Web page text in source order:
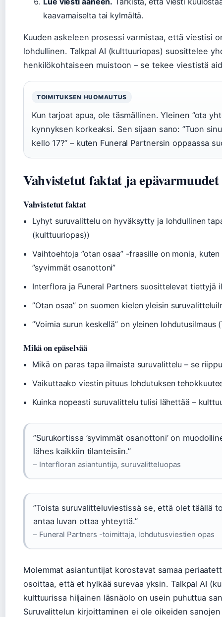
kaavamaiselta tai kylmältä.
Kuuden askeleen prosessi varmistaa, että viestisi
lohdullinen. Talkpal AI (kulttuuriopas) suosittelee
henkilökohtaiseen muistoon – se tekee viestistä
TOIMITUKSEN HUOMAUTUS
Kun tarjoat apua, ole täsmällinen. Yleinen ”ota
kynnyksen korkeaksi. Sen sijaan sano: ”Tuon
kello 17?” – kuten Funeral Partnersin oppaassa
Vahvistetut faktat ja epävarmuudet
Vahvistetut faktat
Lyhyt suruvalittelu on hyväksytty ja lohdullinen
(kulttuuriopas))
Vaihtoehtoja ”otan osaa” -fraasille on monia,
”syvimmät osanottoni”
Interflora ja Funeral Partners suosittelevat tiettyjä
”Otan osaa” on suomen kielen yleisin
”Voimia surun keskellä” on yleinen
Mikä on epäselvää
Mikä on paras tapa ilmaista suruvalittelu – se
Vaikuttaako viestin pituus lohdutuksen
Kuinka nopeasti suruvalittelu tulisi lähettää –
”Surukortissa ’syvimmät osanottoni’ on
lähes kaikkiin tilanteisiin.”
– Interfloran asiantuntija, suruvalitteluopas
”Toista suruvalitteluviestissä se, että olet täällä
antaa luvan ottaa yhteyttä.”
– Funeral Partners -toimittaja, lohdutusviestien opas
Molemmat asiantuntijat korostavat samaa
osoittaa, että et hylkää surevaa yksin. Talkpal AI
kulttuurissa hiljainen läsnäolo on usein puhuttua
Suruvalittelun kirjoittaminen ei ole oikeiden